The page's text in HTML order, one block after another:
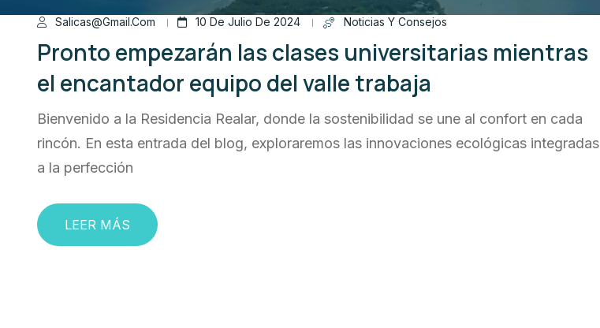
Salicas@gmail.com 10 De Julio De 2024 Noticias Y Consejos
Pronto empezarán las clases universitarias mientras
el encantador equipo del valle trabaja
Bienvenido a la Residencia Realar, donde la sostenibilidad se une al confort en cada
rincón. En esta entrada del blog, exploraremos las innovaciones ecológicas integradas
a la perfección
LEER MÁS